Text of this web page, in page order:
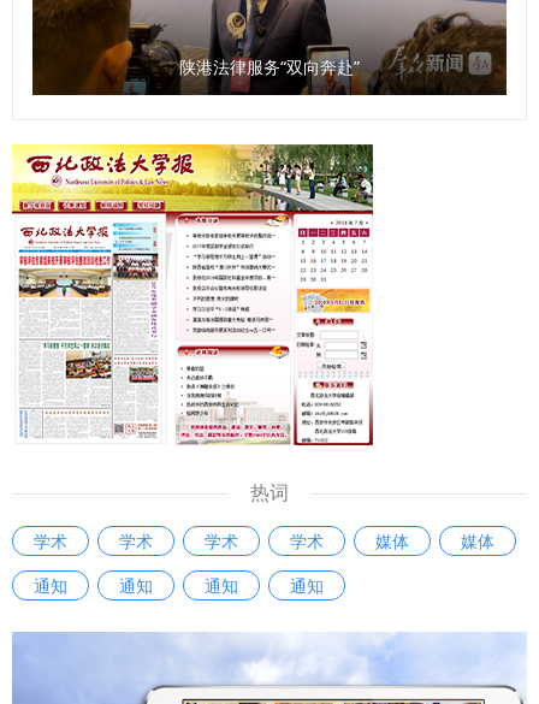
学习，提高系统学习与思考的能力；要树立正确的政绩观，把
服务师生作为成长根基与价值追求；要以“务实、担当、创
新”的优良作风，认真履职尽责，为推动学校事业高质量发展
贡献力量。 参赛选手潘龙说，“能在强手如林的比赛中获奖，
我倍感荣幸。这次经历让我深刻体会到，‘能写、会说、善思、
肯干’不仅是比赛要求，更是做好教学管理服务工作的基石。我
将把这份收获带回一线，继续当好连接师生、保障教学的‘螺丝
钉’，在平凡的岗位上为学校事业发展贡献自己全部的力量”。
以赛提能，锻造素质过硬干部队伍 本次比赛是加强学校干部
队伍建设的有力举措，也是推动广大干部大学习、大练兵、大
比武的重要手段，为全体科级干部搭建了学习、交流和展示的
舞台，全面检验了科级干部的理论素养、专业能力与综合素
质，有效激发了广大干部干事创业、争先创优的工作热情。
一次难得的能力锻炼与自我审视契机。让我清晰看到了自己的
知识盲区和能力短板。我将以此次比赛为新起点，立足工作实
际查漏补缺，加强学习、努力工作，以更好的精神状态和能力
水平履职尽责。” “我深深感受到，这不仅仅是一场比赛，更是
更加明确了作为一名科级干部所肩负的责任与使命，激励我未
来要立足本职岗位，不断提升服务师生、推动发展的能力与水
陕港法律服务“双向奔赴”
热词
学术 学术 学术 学术 媒体
媒体
通知
通知 通知 通知